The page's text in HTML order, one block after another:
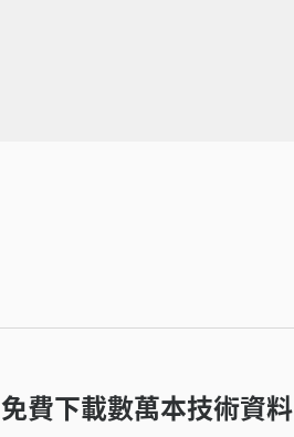
免費下載數萬本技術資料